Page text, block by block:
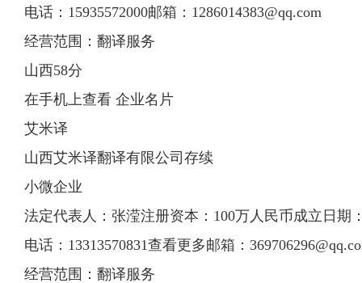
电话：15935572000邮箱： 1286014383@qq.com
经营范围：翻译服务
山西58分
在手机上查看 企业名片
艾米译
山西艾米译翻译有限公司存续
小微企业
法定代表人：张滢注册资本：100万人民币成立日期
电话：13313570831查看更多邮箱：
经营范围：翻译服务